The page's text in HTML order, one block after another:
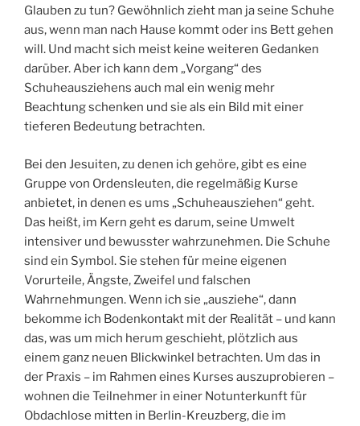
Glauben zu tun? Gewöhnlich zieht man ja seine Schuhe
aus, wenn man nach Hause kommt oder ins Bett gehen
will. Und macht sich meist keine weiteren Gedanken
darüber. Aber ich kann dem „Vorgang“ des
Schuheausziehens auch mal ein wenig mehr
Beachtung schenken und sie als ein Bild mit einer
tieferen Bedeutung betrachten.
Bei den Jesuiten, zu denen ich gehöre, gibt es eine
Gruppe von Ordensleuten, die regelmäßig Kurse
anbietet, in denen es ums „Schuheausziehen“ geht.
Das heißt, im Kern geht es darum, seine Umwelt
intensiver und bewusster wahrzunehmen. Die Schuhe
sind ein Symbol. Sie stehen für meine eigenen
Vorurteile, Ängste, Zweifel und falschen
Wahrnehmungen. Wenn ich sie „ausziehe“, dann
bekomme ich Bodenkontakt mit der Realität – und kann
das, was um mich herum geschieht, plötzlich aus
einem ganz neuen Blickwinkel betrachten. Um das in
der Praxis – im Rahmen eines Kurses auszuprobieren –
wohnen die Teilnehmer in einer Notunterkunft für
Obdachlose mitten in Berlin-Kreuzberg, die im